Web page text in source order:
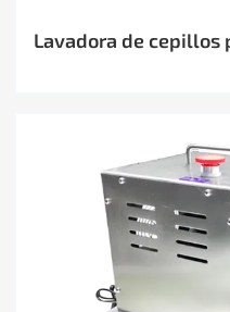
Lavadora de cepillos